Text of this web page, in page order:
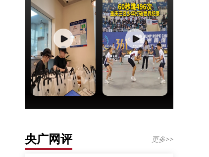
央广网评 更多>>